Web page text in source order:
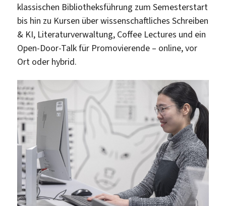
klassischen Bibliotheksführung zum Semesterstart
bis hin zu Kursen über wissenschaftliches Schreiben
& KI, Literaturverwaltung, Coffee Lectures und ein
Open-Door-Talk für Promovierende – online, vor
Ort oder hybrid.